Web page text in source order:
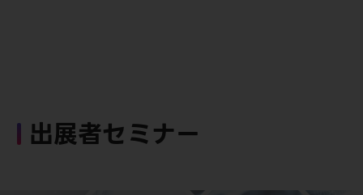
出展者セミナー